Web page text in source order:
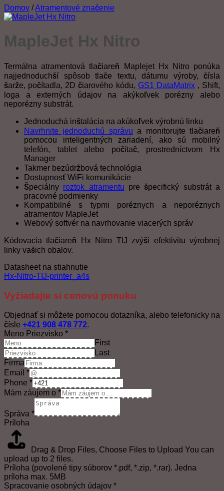
Domov /Atramentové značenie
MapleJet Hx Nitro
Termálna atramentová tlačiareň Maplejet Hx Nitro ponúka
najjednoduchší spôsob tlače textu, dátumu výroby, čísla
šarže, počítadla, 2D čiarového kódu, GS1 DataMatrix, Shift,
loga a externých údajov na akýkoľvek porézny alebo
neporézny substrát.
Jednoduchá inštalácia na akúkoľvek výrobnú linku
Navrhnite jednoduchú správu a monitorujte tlačiareň
pomocou inteligentných zariadení, ako sú mobilný
telefón, tablet alebo počítač, prostredníctvom Hx
Manager
Takmer bezúdržbová technológia
Dostupnosť WiFi komunikácie
Špeciálny roztok atramentu pre špecifický substrát a
pracovné podmienky
Kompatibilné s typmi poréznych a neporéznych
atramentov MapleJet
Webový softvér na navrhovanie viacerých správ
Kódovacia tlačiareň Hx Nitro TIJ zvýši efektivitu výrobnej
linky vašich obalov.
Datasheet na stiahnutie
Hx-Nitro-TIJ-printer_a4s
Vyžiadajte si cenovú ponuku
Objednať si môžete pomocou dotazníka, alebo telefonicky na
čísle +421 908 478 772.
Meno Priezvisko *
First
Last
Firma
Email *
Phone *
Mám záujem o *
Správa *
Príloha
Drag & Drop Files, Choose Files to Upload You can
upload up to 2 files.
Príloha (povolené tipy súborov *.pdf, *.zip, *.rar). Jedna
príloha max. 5MB
Spracovanie osobných údajov *